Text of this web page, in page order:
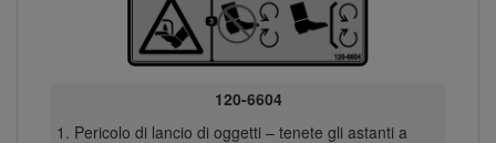
120-6604
Pericolo di lancio di oggetti – tenete gli astanti a